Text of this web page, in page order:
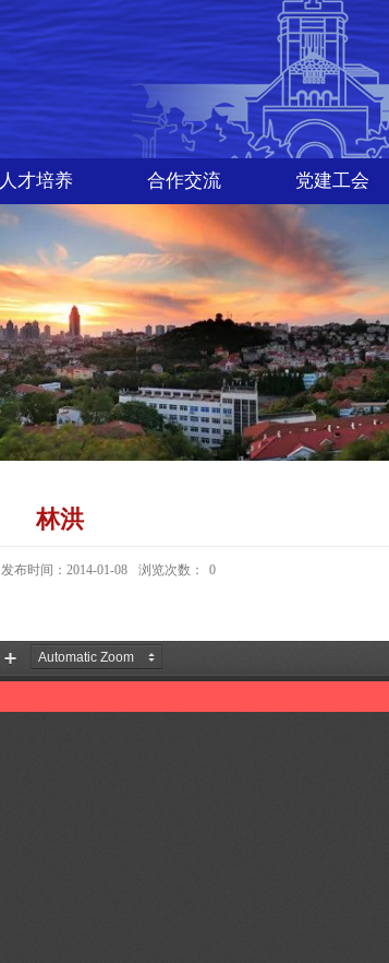
人才培养 合作交流 党建工会
林洪
发布时间：2014-01-08 浏览次数： 0